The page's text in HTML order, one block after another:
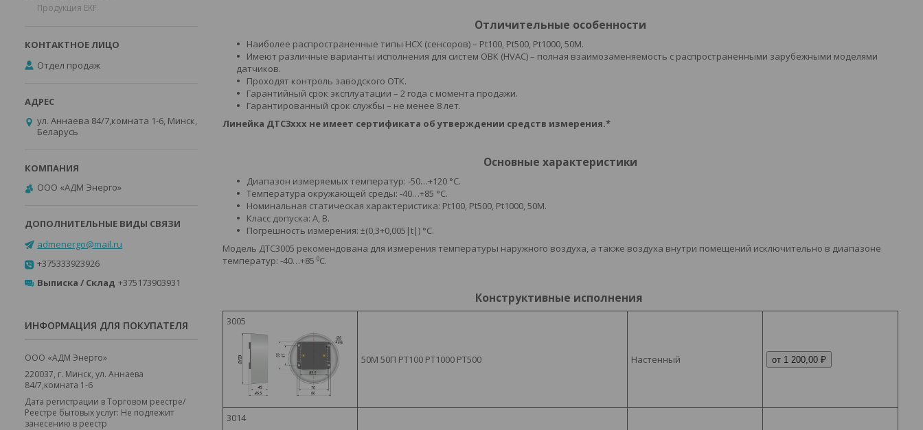
Отличительные особенности
Наиболее распространенные типы НСХ (сенсоров) – Pt100, Pt500, Pt1000, 50М.
Имеют различные варианты исполнения для систем ОВК (HVAC) – полная взаимозаменяемость с распространенными зарубежными моделями
датчиков.
Проходят контроль заводского ОТК.
Гарантийный срок эксплуатации – 2 года с момента продажи.
Гарантированный срок службы – не менее 8 лет.
Линейка ДТС3ххх не имеет сертификата об утверждении средств измерения.*
Основные характеристики
Диапазон измеряемых температур: -50…+120 °C.
Температура окружающей среды: -40…+85 °C.
Номинальная статическая характеристика: Pt100, Pt500, Pt1000, 50М.
Класс допуска: А, В.
Погрешность измерения: ±(0,3+0,005|t|) °С.
Модель ДТС3005 рекомендована для измерения температуры наружного воздуха, а также воздуха внутри помещений исключительно в диапазоне
температур: -40…+85 ⁰С.
Конструктивные исполнения
3005
50М 50П РТ100 РТ1000 РТ500 Настенный от 1 200,00 ₽
3014
Продукция EKF
Отдел продаж
ул. Аннаева 84/7,комната 1-6, Минск,
Беларусь
ООО «АДМ Энерго»
admenergo@mail.ru
+375333923926
Выписка / Склад +375173903931
ИНФОРМАЦИЯ ДЛЯ ПОКУПАТЕЛЯ
ООО «АДМ Энерго»
220037, г. Минск, ул. Аннаева
84/7,комната 1-6
Дата регистрации в Торговом реестре/
Реестре бытовых услуг: Не подлежит
занесению в реестр